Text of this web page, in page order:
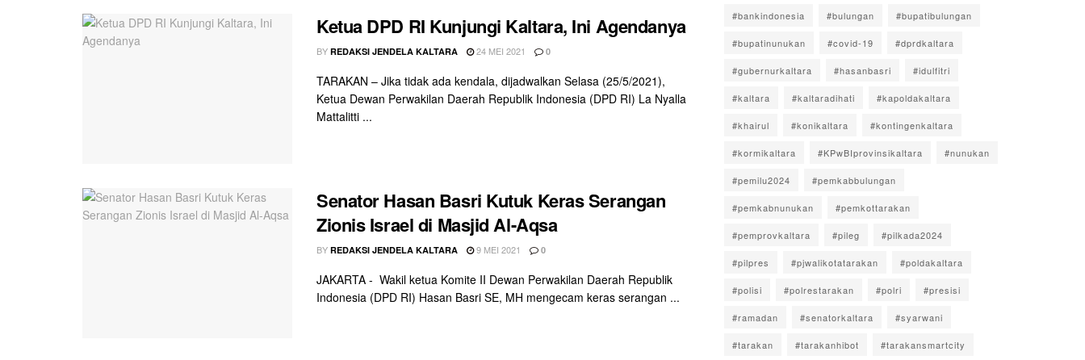
Ketua DPD RI Kunjungi Kaltara, Ini Agendanya
BY REDAKSI JENDELA KALTARA 24 MEI 2021 0
TARAKAN – Jika tidak ada kendala, dijadwalkan Selasa (25/5/2021),
Ketua Dewan Perwakilan Daerah Republik Indonesia (DPD RI) La Nyalla
Mattalitti ...
Senator Hasan Basri Kutuk Keras Serangan
Zionis Israel di Masjid Al-Aqsa
BY REDAKSI JENDELA KALTARA 9 MEI 2021 0
JAKARTA - Wakil ketua Komite II Dewan Perwakilan Daerah Republik
Indonesia (DPD RI) Hasan Basri SE, MH mengecam keras serangan ...
#bankindonesia #bulungan #bupatibulungan
#bupatinunukan #covid-19 #dprdkaltara
#gubernurkaltara #hasanbasri #idulfitri
#kaltara #kaltaradihati #kapoldakaltara
#khairul #konikaltara #kontingenkaltara
#kormikaltara #KPwBIprovinsikaltara #nunukan
#pemilu2024 #pemkabbulungan
#pemkabnunukan #pemkottarakan
#pemprovkaltara #pileg #pilkada2024
#pilpres #pjwalikotatarakan #poldakaltara
#polisi #polrestarakan #polri #presisi
#ramadan #senatorkaltara #syarwani
#tarakan #tarakanhibot #tarakansmartcity